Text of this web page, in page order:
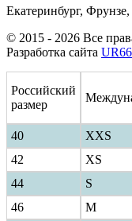
Екатеринбург, Фрунзе,
© 2015 - 2026 Все
Разработка сайта
Российский
размер
40
ХXS
42
XS
44
S
46
M